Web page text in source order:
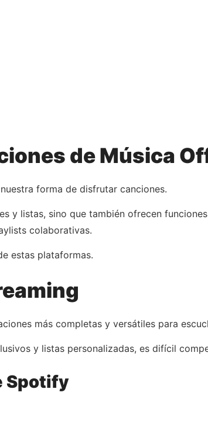
de Música
forma de disfrutar canciones.
y listas, sino que también ofrecen
colaborativas.
estas plataformas.
más completas y versátiles para
y listas personalizadas, es difícil
Spotify